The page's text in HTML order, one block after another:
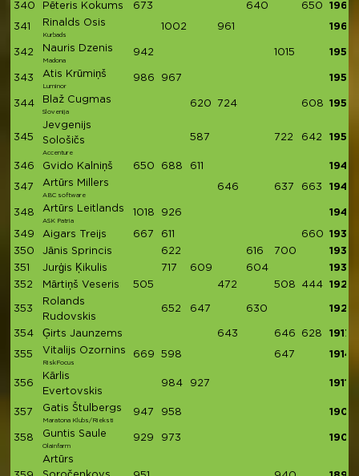
340 Pēteris Kokums 673 640 650 1963
341 Rinalds Osis
Kurbads
1002 961 1963
342 Nauris Dzenis
Madona
942 1015 1957
343 Atis Krūmiņš
Luminor
986 967 1953
344 Blaž Cugmas
Slovenija
620 724 608 1952
345
Jevgenijs
Sološičs
Accenture
587 722 642 1951
346 Gvido Kalniņš 650 688 611 1949
347 Artūrs Millers
ABC software
646 637 663 1946
348 Artūrs Leitlands
ASK Patria
1018 926 1944
349 Aigars Treijs 667 611 660
1938
350
Jānis Sprincis 622 616 700
1938
351
Jurģis Ķikulis 717 609 604
1930
352
Mārtiņš Veseris 505 472 508 444 1929
353
Rolands
Rudovskis
652 647 630 1929
354 Ģirts Jaunzems 643 646 628 1917
355 Vitalijs Ozornins
RiskFocus
669 598 647 1914
356
Kārlis
Evertovskis
984 927 1911
357 Gatis Štulbergs
Maratona Klubs/Rieksti
947 958 1905
358 Guntis Saule
Olainfarm
929 973 1902
Artūrs